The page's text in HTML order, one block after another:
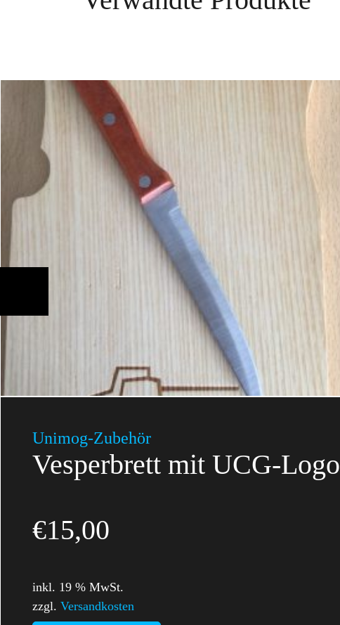
Unimog-Zubehör
Vesperbrett mit UCG-Logo
€15,00
inkl. 19 % MwSt.
zzgl. Versandkosten